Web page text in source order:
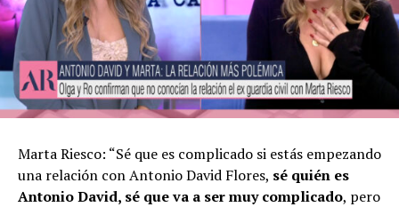
Marta Riesco: “Sé que es complicado si estás empezando
una relación con Antonio David Flores, sé quién es
Antonio David, sé que va a ser muy complicado, pero